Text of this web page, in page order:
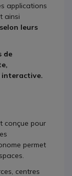
applications
ainsi
leurs
de
interactive.
conçue pour
permet
centres